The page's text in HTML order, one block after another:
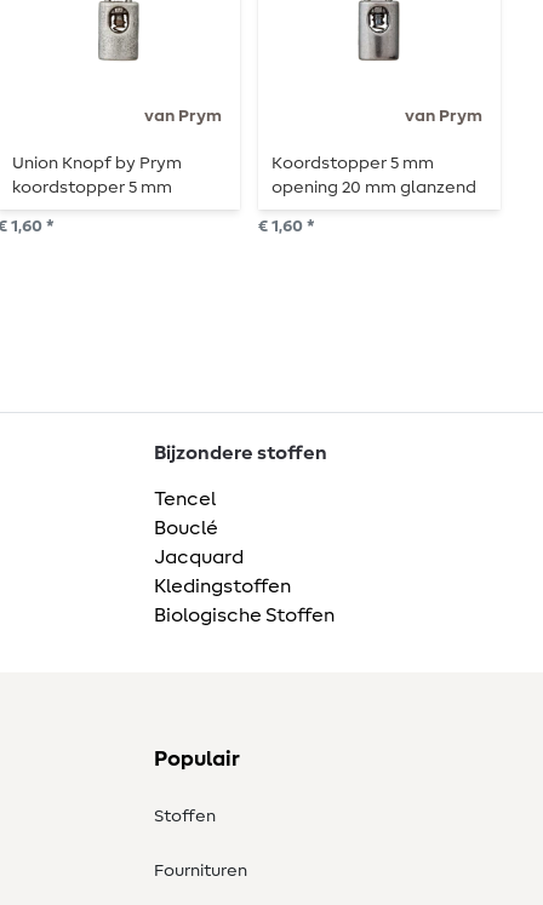
van Prym
Union Knopf by Prym
koordstopper 5 mm
opening 20 mm oud zilver
mat
1,60 *
van Prym
Koordstopper 5 mm
opening 20 mm glanzend
staal
€ 1,60 *
Bijzondere stoffen
Tencel
Bouclé
Jacquard
Kledingstoffen
Biologische Stoffen
Populair
Stoffen
Fournituren